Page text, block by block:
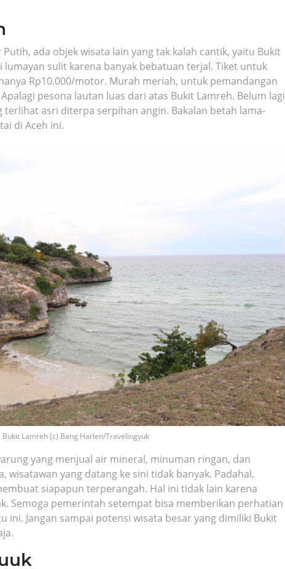
ada objek wisata lain yang tak kalah cantik, yaitu Bukit
lumayan sulit karena banyak bebatuan terjal. Tiket untuk
Rp10.000/motor. Murah meriah, untuk pemandangan
pesona lautan luas dari atas Bukit Lamreh. Belum lagi
asri diterpa serpihan angin. Bakalan betah lama-
di Aceh ini.
Bukit Lamreh (c) Bang Harlen/Travelingyuk
yang menjual air mineral, minuman ringan, dan
wisatawan yang datang ke sini tidak banyak. Padahal,
siapapun terperangah. Hal ini tidak lain karena
Semoga pemerintah setempat bisa memberikan perhatian
ini. Jangan sampai potensi wisata besar yang dimiliki Bukit